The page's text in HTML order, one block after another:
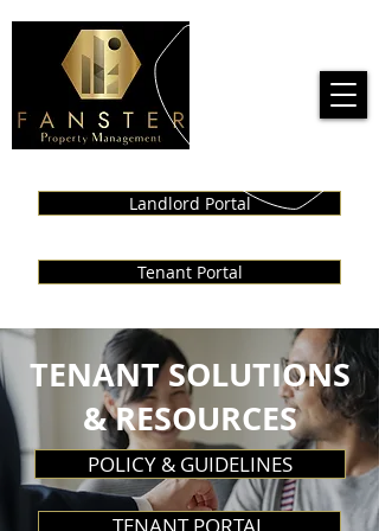
Landlord Portal
Tenant Portal
TENANT SOLUTIONS
& RESOURCES
POLICY & GUIDELINES